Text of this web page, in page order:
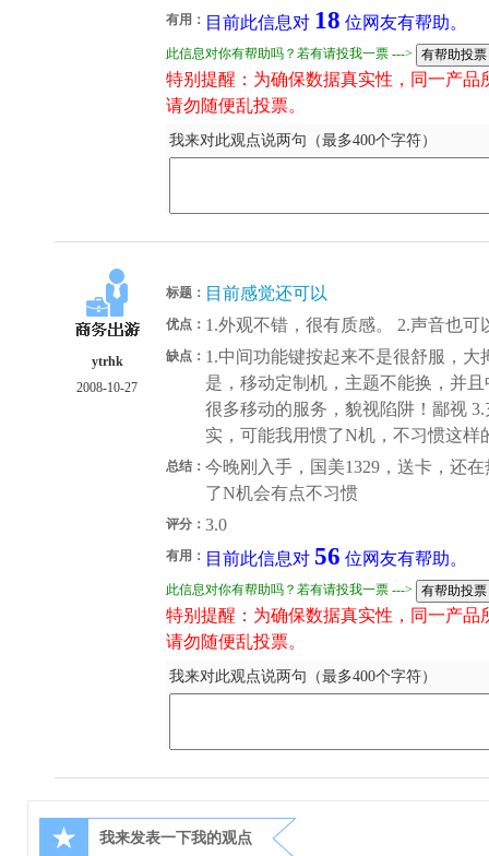
有用： 目前此信息对 18 位网友有帮助。
此信息对你有帮助吗？若有请投我一票 --->
特别提醒：为确保数据真实性，同一产
请勿随便乱投票。
我来对此观点说两句（最多400个字符）
ytrhk
2008-10-27
标题： 目前感觉还可以
优点： 1.外观不错，很有质感。 2.声音也
缺点： 1.中间功能键按起来不是很舒服，
是，移动定制机，主题不能换，并
很多移动的服务，貌视陷阱！鄙视
实，可能我用惯了N机，不习惯这样
总结： 今晚刚入手，国美1329，送卡，还
了N机会有点不习惯
评分： 3.0
有用： 目前此信息对 56 位网友有帮助。
此信息对你有帮助吗？若有请投我一票 --->
特别提醒：为确保数据真实性，同一产
请勿随便乱投票。
我来对此观点说两句（最多400个字符）
★ 我来发表一下我的观点